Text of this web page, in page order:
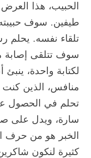
الحبيب، هذا
طيفين. سوف
تلقاء نفسه. يحلم
سوف تتلقى
لكتابة واحدة،
منافس، الذين
تحلم في الحصول
سارة، ويدل على
الخبر هو من حرف
كثيرة لنكون